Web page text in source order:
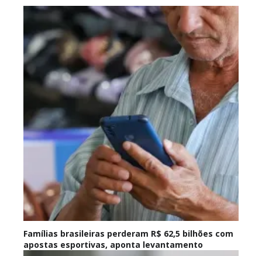
Famílias brasileiras perderam R$ 62,5 bilhões com
apostas esportivas, aponta levantamento